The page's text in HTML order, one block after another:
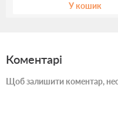
У кошик
Коментарі
Щоб залишити коментар,